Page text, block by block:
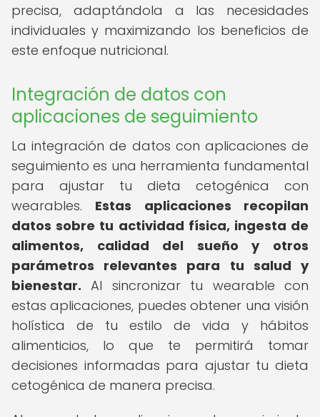
precisa, adaptándola a las necesidades
individuales y maximizando los beneficios de
este enfoque nutricional.
Integración de datos con
aplicaciones de seguimiento
La integración de datos con aplicaciones de
seguimiento es una herramienta fundamental
para ajustar tu dieta cetogénica con
wearables. Estas aplicaciones recopilan
datos sobre tu actividad física, ingesta de
alimentos, calidad del sueño y otros
parámetros relevantes para tu salud y
bienestar. Al sincronizar tu wearable con
estas aplicaciones, puedes obtener una visión
holística de tu estilo de vida y hábitos
alimenticios, lo que te permitirá tomar
decisiones informadas para ajustar tu dieta
cetogénica de manera precisa.